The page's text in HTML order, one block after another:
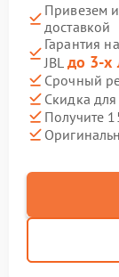
Привезем
доставкой
Гарантия
JBL до 3-х
Срочный
Скидка
Получите